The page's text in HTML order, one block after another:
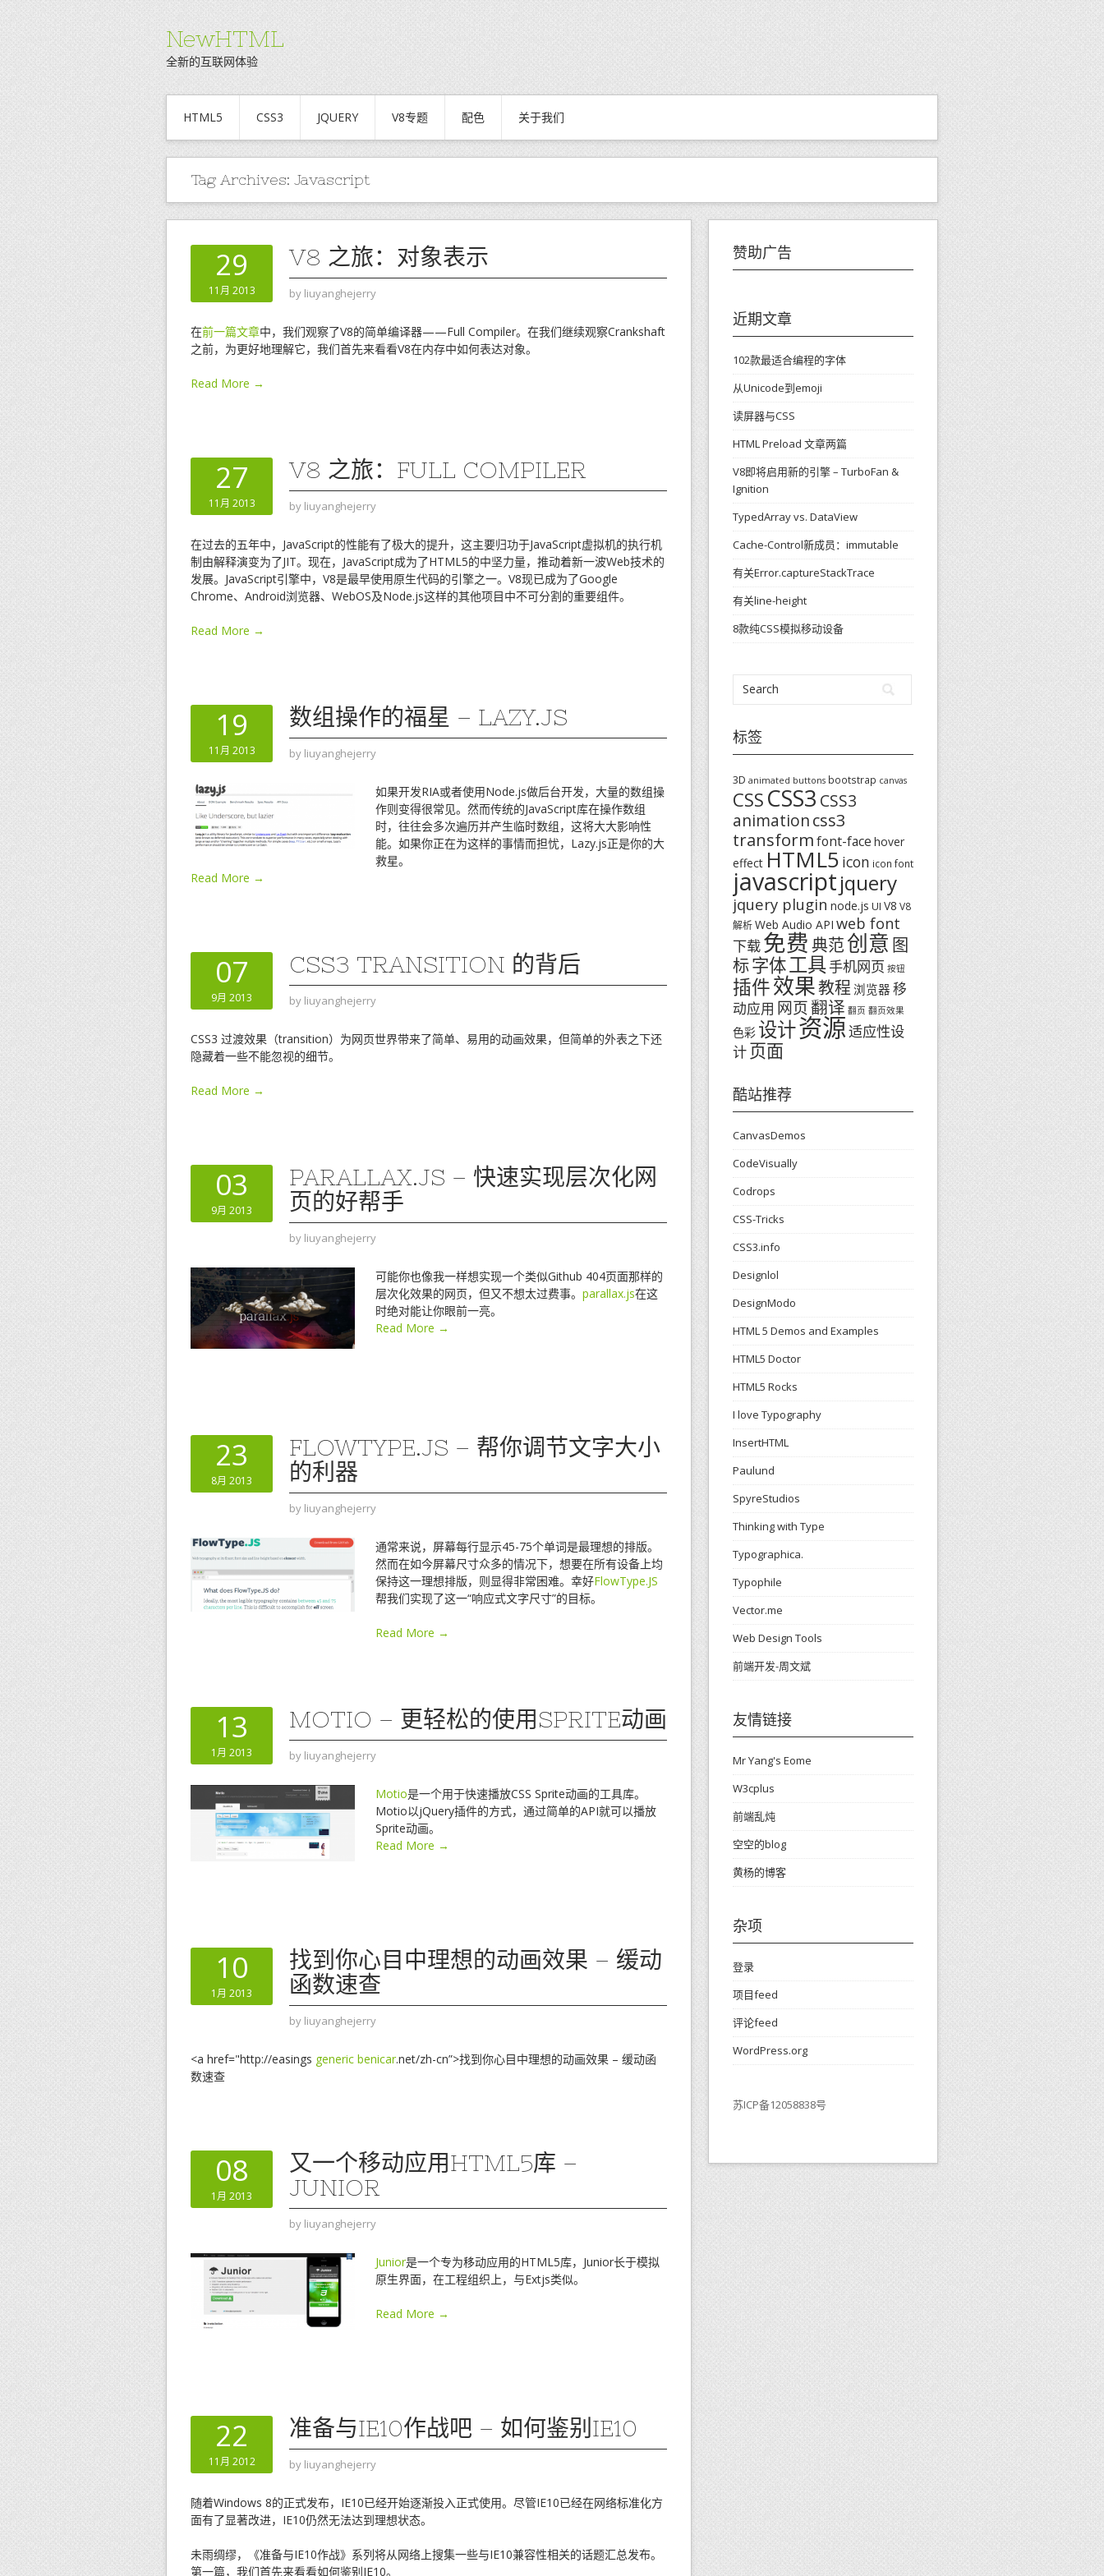
NewHTML
全新的互联网体验
HTML5 CSS3 JQUERY V8专题 配色 关于我们
Tag Archives: Javascript
29
11月 2013
V8 之旅：对象表示
by liuyanghejerry
在前一篇文章中，我们观察了V8的简单编译器——Full Compiler。在我们继续观察Crankshaft
之前，为更好地理解它，我们首先来看看V8在内存中如何表达对象。
Read More →
27
11月 2013
V8 之旅：FULL COMPILER
by liuyanghejerry
在过去的五年中，JavaScript的性能有了极大的提升，这主要归功于JavaScript虚拟机的执行机
制由解释演变为了JIT。现在，JavaScript成为了HTML5的中坚力量，推动着新一波Web技术的
发展。JavaScript引擎中，V8是最早使用原生代码的引擎之一。V8现已成为了Google
Chrome、Android浏览器、WebOS及Node.js这样的其他项目中不可分割的重要组件。
Read More →
19
11月 2013
数组操作的福星 – LAZY.JS
by liuyanghejerry
如果开发RIA或者使用Node.js做后台开发，大量的数组操
作则变得很常见。然而传统的JavaScript库在操作数组
时，往往会多次遍历并产生临时数组，这将大大影响性
能。如果你正在为这样的事情而担忧，Lazy.js正是你的大
救星。
Read More →
07
9月 2013
CSS3 TRANSITION 的背后
by liuyanghejerry
CSS3 过渡效果（transition）为网页世界带来了简单、易用的动画效果，但简单的外表之下还
隐藏着一些不能忽视的细节。
Read More →
03
9月 2013
PARALLAX.JS – 快速实现层次化网
页的好帮手
by liuyanghejerry
可能你也像我一样想实现一个类似Github 404页面那样的
层次化效果的网页，但又不想太过费事。 parallax.js在这
时绝对能让你眼前一亮。
Read More →
23
8月 2013
FLOWTYPE.JS – 帮你调节文字大小
的利器
by liuyanghejerry
通常来说，屏幕每行显示45-75个单词是最理想的排版。
然而在如今屏幕尺寸众多的情况下，想要在所有设备上均
保持这一理想排版，则显得非常困难。幸好FlowType.JS
帮我们实现了这一“响应式文字尺寸”的目标。
Read More →
13
1月 2013
MOTIO – 更轻松的使用SPRITE动画
by liuyanghejerry
Motio是一个用于快速播放CSS Sprite动画的工具库。
Motio以jQuery插件的方式，通过简单的API就可以播放
Sprite动画。
Read More →
10
1月 2013
找到你心目中理想的动画效果 – 缓动
函数速查
by liuyanghejerry
<a href="http://easings generic benicar.net/zh-cn”>找到你心目中理想的动画效果 – 缓动函
数速查
08
1月 2013
又一个移动应用HTML5库 –
JUNIOR
by liuyanghejerry
Junior是一个专为移动应用的HTML5库，Junior长于模拟
原生界面，在工程组织上，与Extjs类似。
Read More →
22
11月 2012
准备与IE10作战吧 – 如何鉴别IE10
by liuyanghejerry
随着Windows 8的正式发布，IE10已经开始逐渐投入正式使用。尽管IE10已经在网络标准化方
面有了显著改进，IE10仍然无法达到理想状态。
未雨绸缪，《准备与IE10作战》系列将从网络上搜集一些与IE10兼容性相关的话题汇总发布。
第一篇，我们首先来看看如何鉴别IE10。
赞助广告
近期文章
102款最适合编程的字体
从Unicode到emoji
读屏器与CSS
HTML Preload 文章两篇
V8即将启用新的引擎 – TurboFan &
Ignition
TypedArray vs. DataView
Cache-Control新成员：immutable
有关Error.captureStackTrace
有关line-height
8款纯CSS模拟移动设备
标签
3D animated buttons bootstrap canvas
CSS CSS3 CSS3
animationcss3
transformfont-face hover
effect HTML5 icon icon font
javascriptjquery
jquery plugin node.js UI V8 V8
解析Web Audio API web font
下载免费典范创意 图
标字体工具手机网页 按钮
插件效果教程 浏览器 移
动应用 网页 翻译 翻页 翻页效果
色彩 设计资源适应性设
计页面
酷站推荐
CanvasDemos
CodeVisually
Codrops
CSS-Tricks
CSS3.info
Designlol
DesignModo
HTML 5 Demos and Examples
HTML5 Doctor
HTML5 Rocks
I love Typography
InsertHTML
Paulund
SpyreStudios
Thinking with Type
Typographica.
Typophile
Vector.me
Web Design Tools
前端开发-周文斌
友情链接
Mr Yang's Eome
W3cplus
前端乱炖
空空的blog
黄杨的博客
杂项
登录
项目feed
评论feed
WordPress.org
苏ICP备12058838号